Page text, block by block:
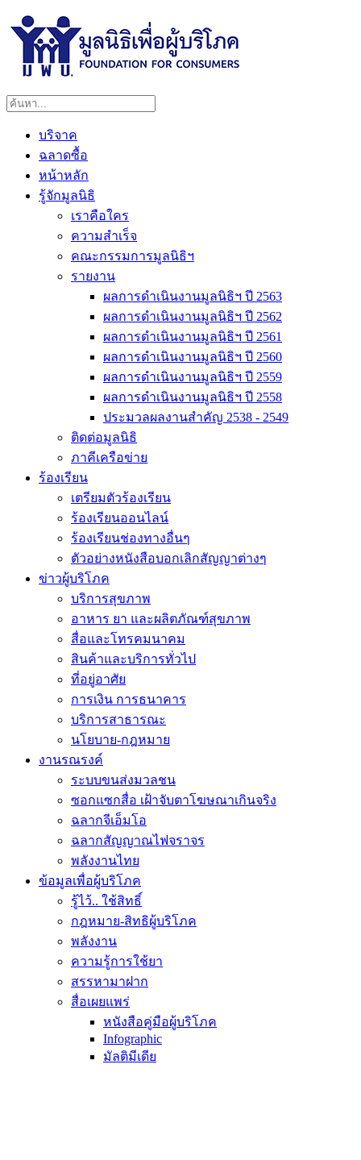
บริจาค
ฉลาดซื้อ
หน้าหลัก
รู้จักมูลนิธิ
เราคือใคร
ความสำเร็จ
คณะกรรมการมูลนิธิฯ
รายงาน
ผลการดำเนินงานมูลนิธิฯ ปี 2563
ผลการดำเนินงานมูลนิธิฯ ปี 2562
ผลการดำเนินงานมูลนิธิฯ ปี 2561
ผลการดำเนินงานมูลนิธิฯ ปี 2560
ผลการดำเนินงานมูลนิธิฯ ปี 2559
ผลการดำเนินงานมูลนิธิฯ ปี 2558
ประมวลผลงานสำคัญ 2538 - 2549
ติดต่อมูลนิธิ
ภาคีเครือข่าย
ร้องเรียน
เตรียมตัวร้องเรียน
ร้องเรียนออนไลน์
ร้องเรียนช่องทางอื่นๆ
ตัวอย่างหนังสือบอกเลิกสัญญาต่างๆ
ข่าวผู้บริโภค
บริการสุขภาพ
อาหาร ยา และผลิตภัณฑ์สุขภาพ
สื่อและโทรคมนาคม
สินค้าและบริการทั่วไป
ที่อยู่อาศัย
การเงิน การธนาคาร
บริการสาธารณะ
นโยบาย-กฎหมาย
งานรณรงค์
ระบบขนส่งมวลชน
ซอกแซกสื่อ เฝ้าจับตาโฆษณาเกินจริง
ฉลากจีเอ็มโอ
ฉลากสัญญาณไฟจราจร
พลังงานไทย
ข้อมูลเพื่อผู้บริโภค
รู้ไว้.. ใช้สิทธิ์
กฎหมาย-สิทธิผู้บริโภค
พลังงาน
ความรู้การใช้ยา
สรรหามาฝาก
สื่อเผยแพร่
หนังสือคู่มือผู้บริโภค
Infographic
มัลติมีเดีย